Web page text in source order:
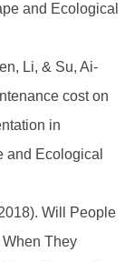
and Ecological
Li, & Su, Ai-
cost on
in
and Ecological
Will People
They